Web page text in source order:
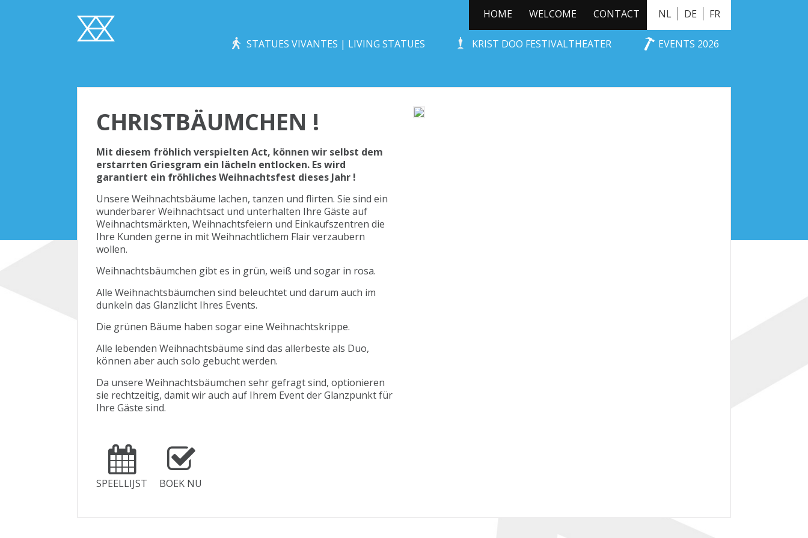
NL DE FR
HOME WELCOME CONTACT
STATUES VIVANTES | LIVING STATUES KRIST DOO FESTIVALTHEATER EVENTS 2026
CHRISTBÄUMCHEN !
CHRISTBÄUMCHEN !
Mit diesem fröhlich verspielten Act, können wir selbst dem
erstarrten Griesgram ein lächeln entlocken. Es wird
garantiert ein fröhliches Weihnachtsfest dieses Jahr !
Unsere Weihnachtsbäume lachen, tanzen und flirten. Sie sind ein
wunderbarer Weihnachtsact und unterhalten Ihre Gäste auf
Weihnachtsmärkten, Weihnachtsfeiern und Einkaufszentren die
Ihre Kunden gerne in mit Weihnachtlichem Flair verzaubern
wollen.
Weihnachtsbäumchen gibt es in grün, weiß und sogar in rosa.
Alle Weihnachtsbäumchen sind beleuchtet und darum auch im
dunkeln das Glanzlicht Ihres Events.
Die grünen Bäume haben sogar eine Weihnachtskrippe.
Alle lebenden Weihnachtsbäume sind das allerbeste als Duo,
können aber auch solo gebucht werden.
Da unsere Weihnachtsbäumchen sehr gefragt sind, optionieren
sie rechtzeitig, damit wir auch auf Ihrem Event der Glanzpunkt für
Ihre Gäste sind.
SPEELLIJST BOEK NU